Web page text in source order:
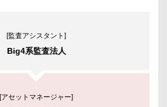
[監査アシスタント]
Big4系監査法人
[アセットマネージャー]